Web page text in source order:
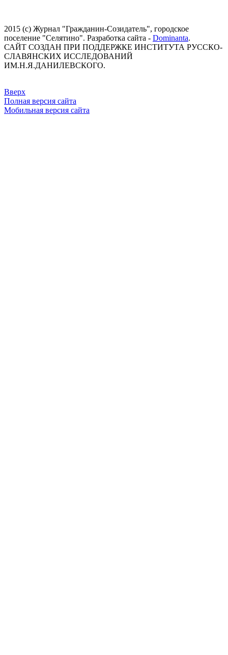
2015 (с) Журнал "Гражданин-Созидатель", городское
поселение "Селятино". Разработка сайта - Dominanta.
САЙТ СОЗДАН ПРИ ПОДДЕРЖКЕ ИНСТИТУТА РУССКО-
СЛАВЯНСКИХ ИССЛЕДОВАНИЙ
ИМ.Н.Я.ДАНИЛЕВСКОГО.
Вверх
Полная версия сайта
Мобильная версия сайта